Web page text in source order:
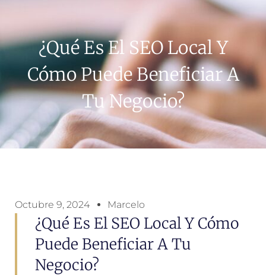
¿Qué Es El SEO Local Y
Cómo Puede Beneficiar A
Tu Negocio?
Octubre 9, 2024 Marcelo
¿Qué Es El SEO Local Y Cómo
Puede Beneficiar A Tu
Negocio?